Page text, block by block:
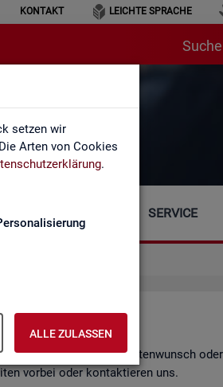
setzen wir
Arten von Cookies
.
ALLE ZULASSEN
KONTAKT LEICHTE SPRACHE
Suche
SERVICE
einen spe­zi­el­len Da­ten­wunsch
vor­bei oder kon­tak­tie­ren uns.